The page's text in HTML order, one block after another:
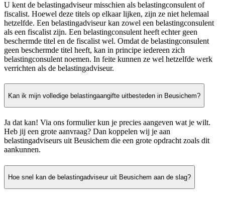
U kent de belastingadviseur misschien als belastingconsulent of
fiscalist. Hoewel deze titels op elkaar lijken, zijn ze niet helemaal
hetzelfde. Een belastingadviseur kan zowel een belastingconsulent
als een fiscalist zijn. Een belastingconsulent heeft echter geen
beschermde titel en de fiscalist wel. Omdat de belastingconsulent
geen beschermde titel heeft, kan in principe iedereen zich
belastingconsulent noemen. In feite kunnen ze wel hetzelfde werk
verrichten als de belastingadviseur.
Kan ik mijn volledige belastingaangifte uitbesteden in Beusichem?
Ja dat kan! Via ons formulier kun je precies aangeven wat je wilt.
Heb jij een grote aanvraag? Dan koppelen wij je aan
belastingadviseurs uit Beusichem die een grote opdracht zoals dit
aankunnen.
Hoe snel kan de belastingadviseur uit Beusichem aan de slag?